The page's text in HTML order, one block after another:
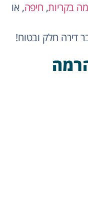
בקריות, חיפה, או
דירה חלק ובטוח!